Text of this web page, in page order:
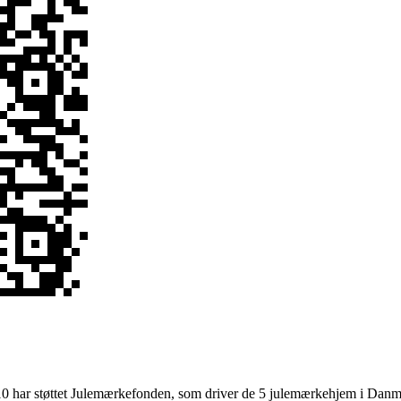
har støttet Julemærkefonden, som driver de 5 julemærkehjem i